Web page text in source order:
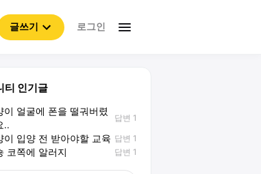
글쓰기 로그인
티 인기글
이 얼굴에 폰을 떨궈버렸
..
답변 1
이 입양 전 받아야할 교육 답변 1
코쪽에 알러지 답변 1